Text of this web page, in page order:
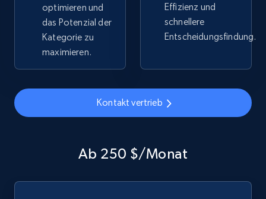
Title, Seller name, Brand, Description, Initial
price, Currency, Availability, Reviews count, and
more.
2.1K+ 375+ Jetzt anfangen
Title, Seller name, Brand, Description, Initial
more.
optimieren und
das Potenzial der
Kategorie zu
maximieren.
Effizienz und
schnellere
Entscheidungsfindung.
Kontakt vertrieb
Ab 250 $/Monat